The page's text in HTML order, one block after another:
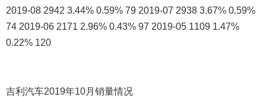
2019-08 2942 3.44% 0.59% 79 2019-07 2938 3.67% 0.59%
74 2019-06 2171 2.96% 0.43% 97 2019-05 1109 1.47%
0.22% 120
吉利汽车2019年10月销量情况